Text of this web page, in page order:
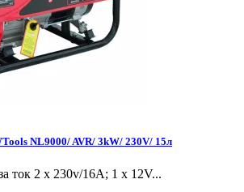
NL9000/ AVR/ 3kW/ 230V/ 15л
ток 2 x 230v/16A; 1 x 12V...